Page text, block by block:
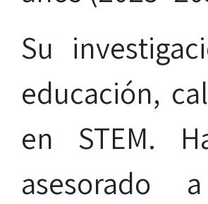
Su
educación,
en STEM.
asesorado